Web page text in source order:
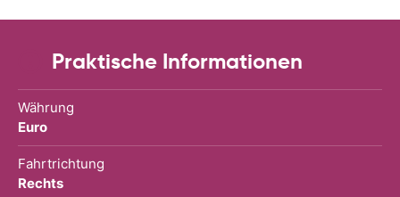
Praktische Informationen
Währung
Euro
Fahrtrichtung
Rechts